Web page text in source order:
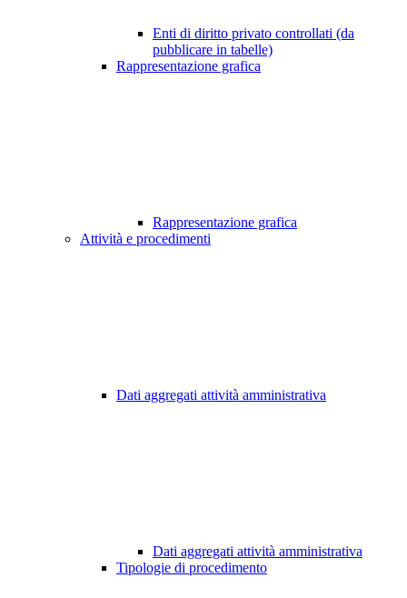
Enti di diritto privato controllati (da
pubblicare in tabelle)
Rappresentazione grafica
Rappresentazione grafica
Attività e procedimenti
Dati aggregati attività amministrativa
Dati aggregati attività amministrativa
Tipologie di procedimento